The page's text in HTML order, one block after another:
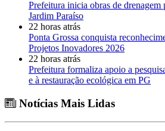
Prefeitura inicia obras de
Jardim Paraíso
22 horas atrás
Ponta Grossa conquista
Projetos Inovadores 2026
22 horas atrás
Prefeitura formaliza apoio a
e à restauração ecológica em PG
Notícias Mais Lidas